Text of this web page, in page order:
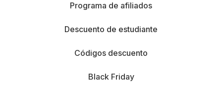
Programa de afiliados
Descuento de estudiante
Códigos descuento
Black Friday